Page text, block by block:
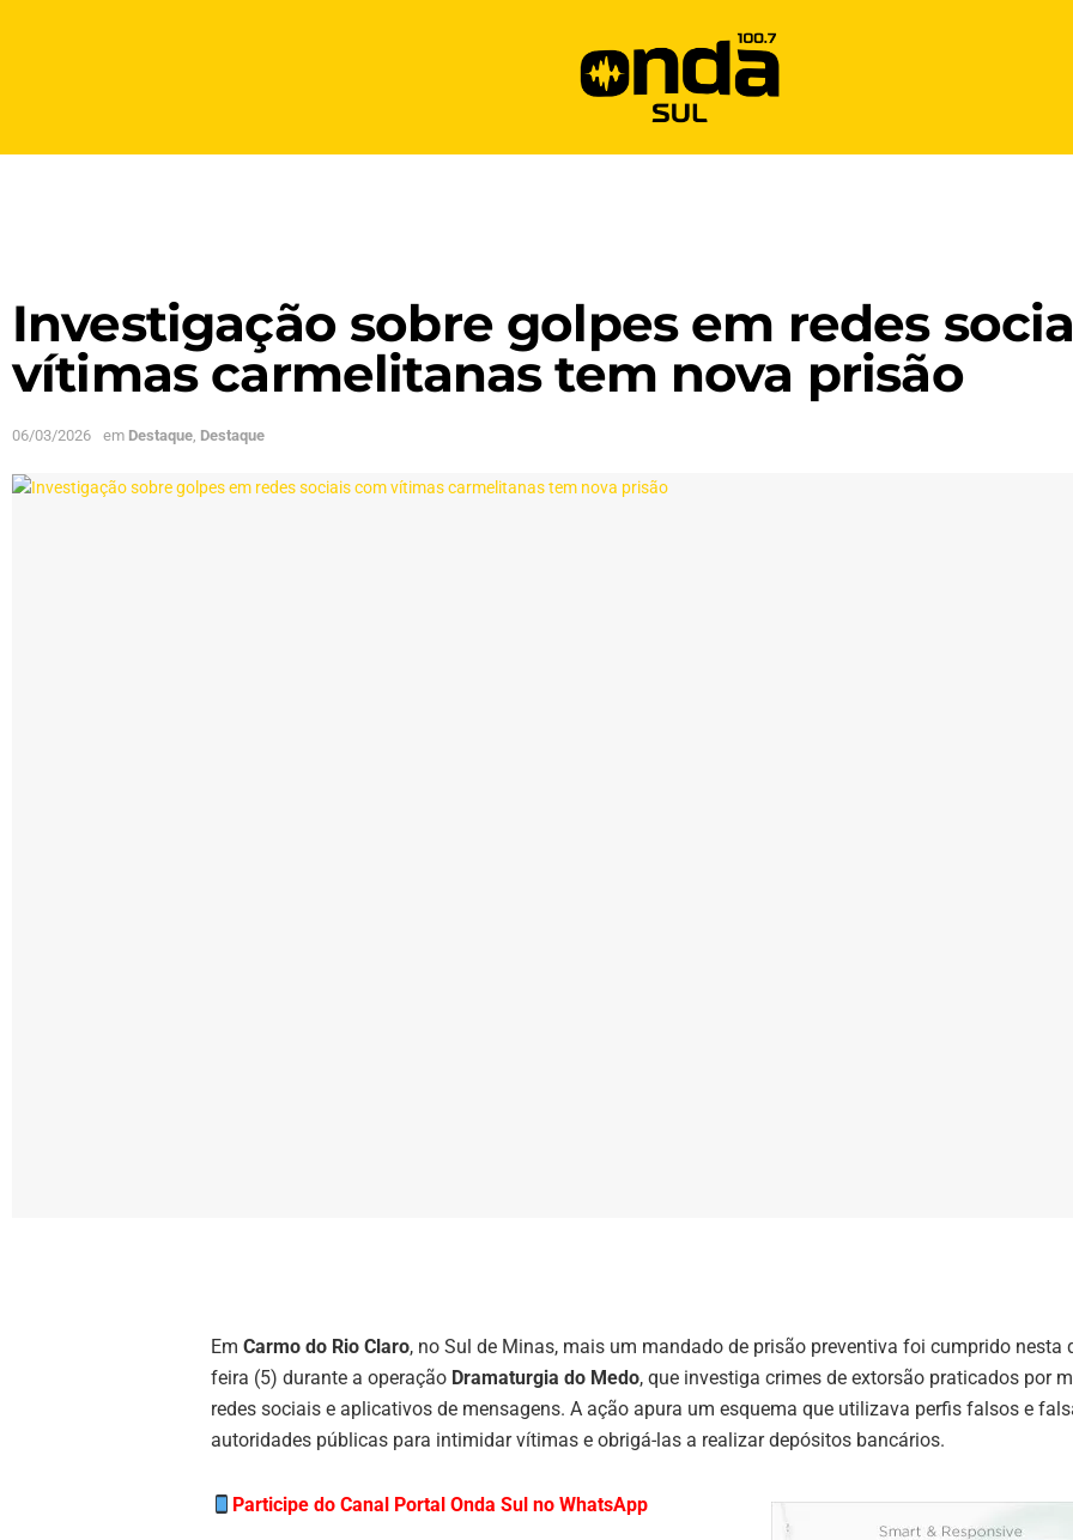
Investigação sobre golpes em redes
vítimas carmelitanas tem nova prisão
06/03/2026 em Destaque Destaque
Em Carmo do Rio Claro, no Sul de Minas, mais um mandado de prisão preventiva foi cumprido nesta
feira (5) durante a operação Dramaturgia do Medo, que investiga crimes de extorsão praticados por
redes sociais e aplicativos de mensagens. A ação apura um esquema que utilizava perfis falsos e
autoridades públicas para intimidar vítimas e obrigá-las a realizar depósitos bancários.
Participe do Canal Portal Onda Sul no WhatsApp